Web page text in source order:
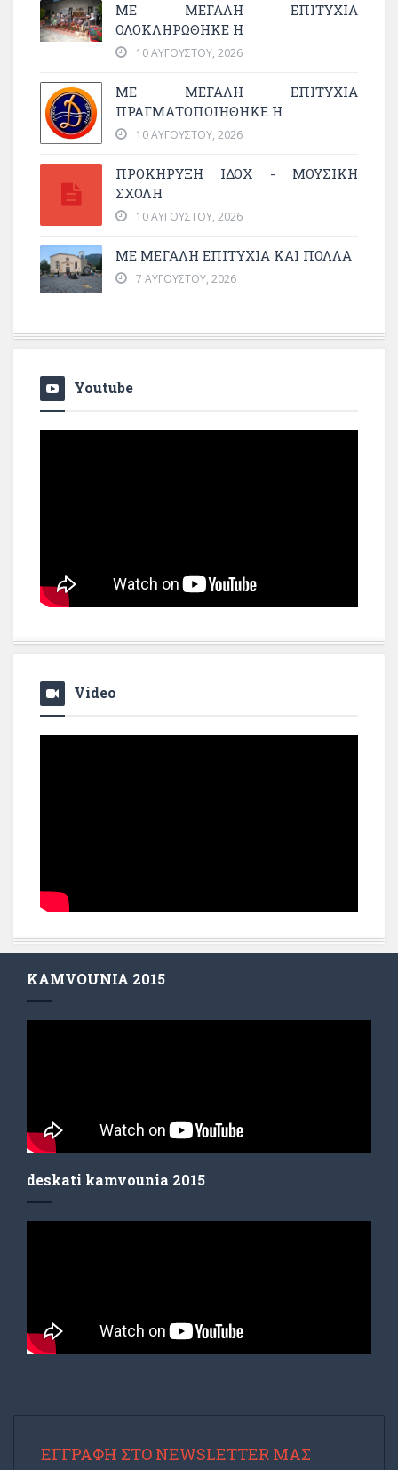
ΜΕ ΜΕΓΆΛΗ ΕΠΙΤΥΧΊΑ
ΟΛΟΚΛΗΡΏΘΗΚΕ Η
10 ΑΥΓΟΎΣΤΟΥ, 2026
ΜΕ ΜΕΓΆΛΗ ΕΠΙΤΥΧΊΑ
ΠΡΑΓΜΑΤΟΠΟΙΉΘΗΚΕ Η
10 ΑΥΓΟΎΣΤΟΥ, 2026
ΠΡΟΚΗΡΥΞΗ ΙΔΟΧ - ΜΟΥΣΙΚΗ
ΣΧΟΛΗ
10 ΑΥΓΟΎΣΤΟΥ, 2026
ΜΕ ΜΕΓΆΛΗ ΕΠΙΤΥΧΊΑ ΚΑΙ ΠΟΛΛΆ
7 ΑΥΓΟΎΣΤΟΥ, 2026
Youtube
Video
KAMVOUNIA 2015
deskati kamvounia 2015
ΕΓΓΡΑΦΉ ΣΤΟ NEWSLETTER ΜΑΣ